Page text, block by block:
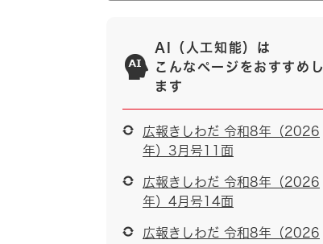
AI（人工知能）は
こんなページをおすすめし
ます
広報きしわだ 令和8年（2026
年）3月号11面
広報きしわだ 令和8年（2026
年）4月号14面
広報きしわだ 令和8年（2026